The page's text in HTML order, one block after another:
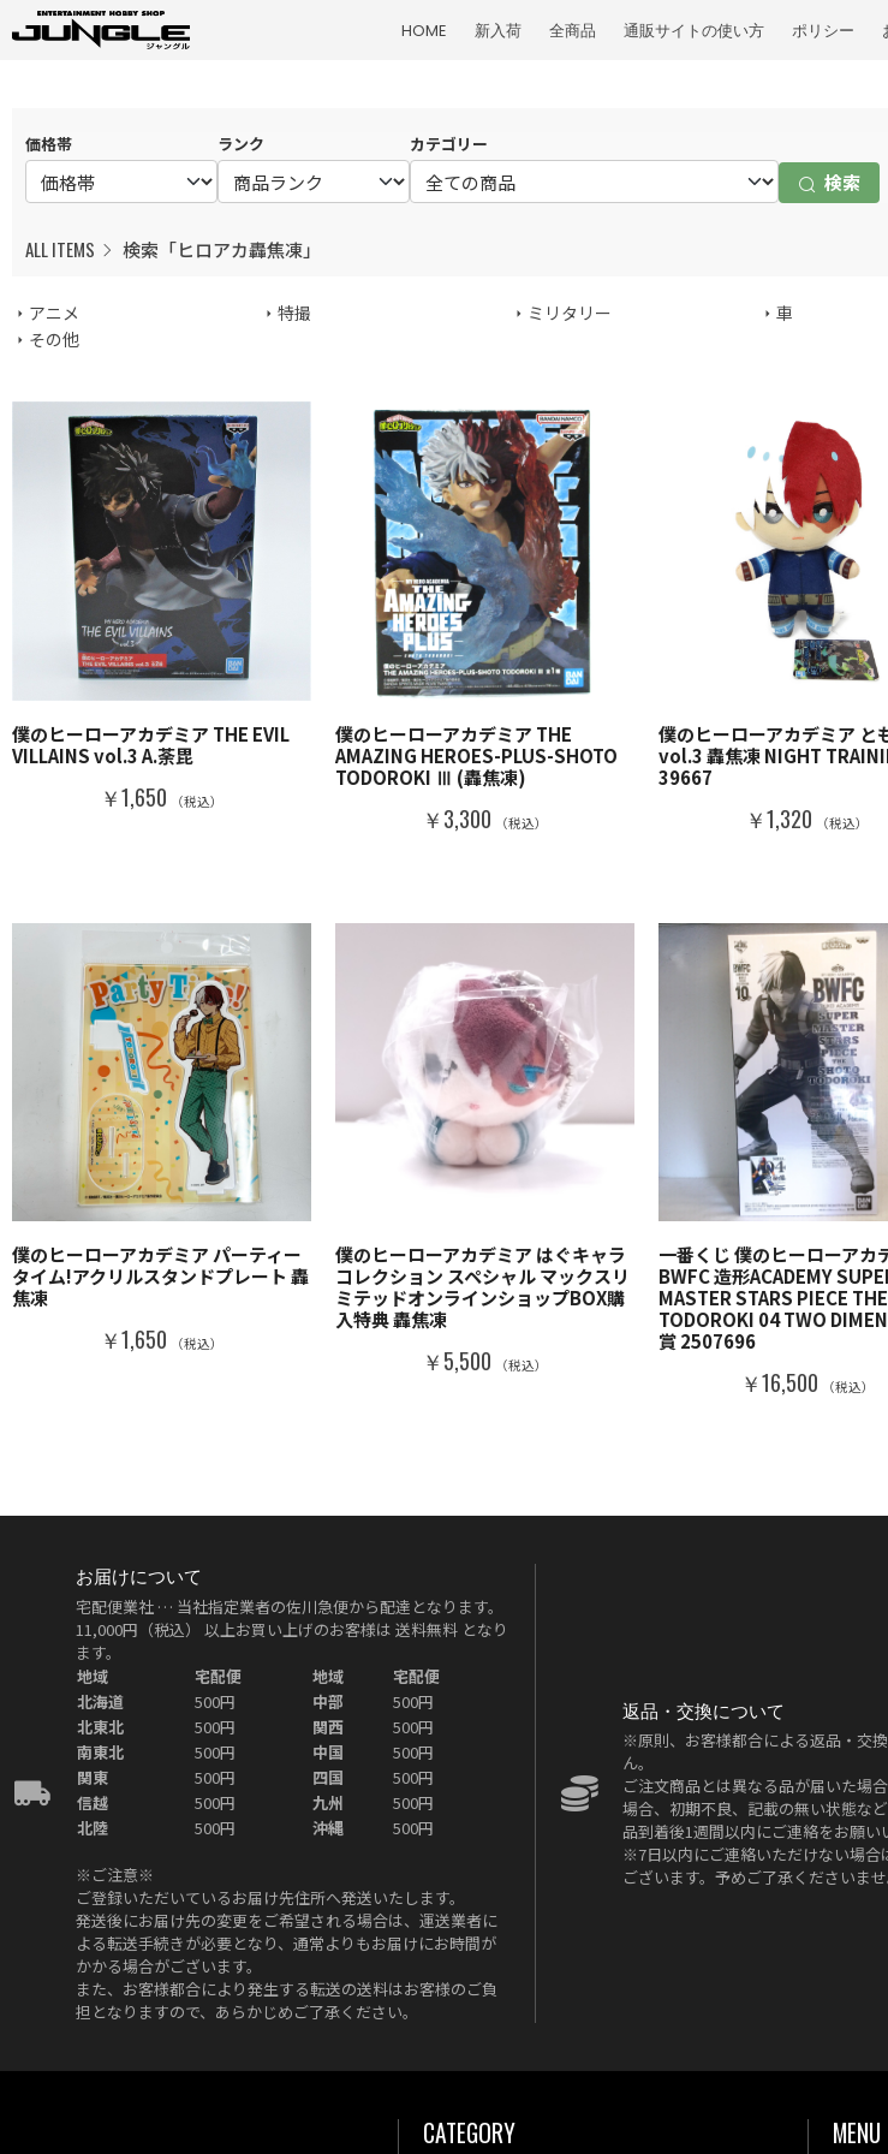
HOME 新入荷 全商品 通販サイトの使い方 ポリシー
価格帯 ランク カテゴリー
検索
ALL ITEMS 検索「ヒロアカ轟焦凍」
アニメ 特撮 ミリタリー 車
その他
僕のヒーローアカデミア THE EVIL
VILLAINS vol.3 A.荼毘
￥1,650 （税込）
僕のヒーローアカデミア THE
AMAZING HEROES-PLUS-SHOTO
TODOROKI Ⅲ (轟焦凍)
￥3,300 （税込）
僕のヒーローアカデミア と
vol.3 轟焦凍 NIGHT
39667
￥1,320 （税込）
僕のヒーローアカデミア パーティー
タイム!アクリルスタンドプレート 轟
焦凍
￥1,650 （税込）
僕のヒーローアカデミア はぐキャラ
コレクション スペシャル マックスリ
ミテッドオンラインショップBOX購
入特典 轟焦凍
￥5,500 （税込）
一番くじ 僕のヒーローアカ
BWFC 造形ACADEMY
MASTER STARS PIECE
TODOROKI 04 TWO
賞 2507696
￥16,500 （税込）
お届けについて
宅配便業社 … 当社指定業者の佐川急便から配達となります。
11,000円（税込）
以上お買い上げのお客様は 送料無料となり
ます。
地域
宅配便 地域
宅配便
北海道
500円 中部
500円
北東北
500円 関西
500円
南東北
500円 中国
500円
関東
500円 四国
500円
信越
500円 九州
500円
北陸
500円 沖縄 500円
※ご注意※
ご登録いただいているお届け先住所へ発送いたします。
発送後にお届け先の変更をご希望される場合は、運送業者に
よる転送手続きが必要となり、通常よりもお届けにお時間が
かかる場合がございます。
また、お客様都合により発生する転送の送料はお客様のご負
担となりますので、あらかじめご了承ください。
返品・交換について
※原則、お客様都合による返品・交
ん。
ご注文商品とは異なる品が届いた場
場合、初期不良、記載の無い状態な
品到着後1週間以内にご連絡をお願い
※7日以内にご連絡いただけない場合
ございます。予めご了承くださいませ
CATEGORY MENU